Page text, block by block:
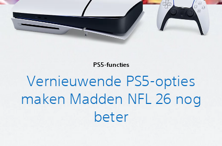
PS5-functies
Vernieuwende PS5-opties
maken Madden NFL 26 nog
beter